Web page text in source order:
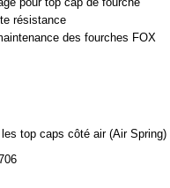
résistance
des fourches FOX
top caps côté air (Air Spring)